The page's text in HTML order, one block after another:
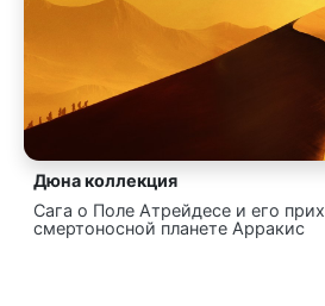
Дюна коллекция
Сага о Поле Атрейдесе и его
смертоносной планете Арракис